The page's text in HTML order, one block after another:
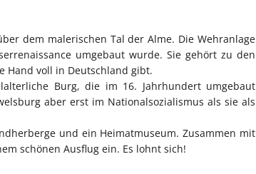
dem malerischen Tal der Alme. Die Wehranlage
umgebaut wurde. Sie gehört zu den
Hand voll in Deutschland gibt.
Burg, die im 16. Jahrhundert umgebaut
aber erst im Nationalsozialismus als sie als
und ein Heimatmuseum. Zusammen mit
schönen Ausflug ein. Es lohnt sich!